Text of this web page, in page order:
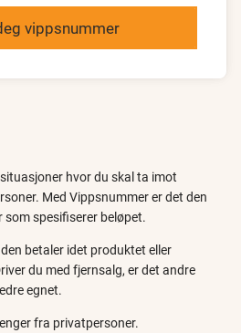
vippsnummer
hvor du skal ta imot
Med Vippsnummer er det den
som spesifiserer beløpet.
betaler idet produktet eller
du med fjernsalg, er det andre
egnet.
fra privatpersoner.